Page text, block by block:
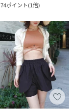
74ポイント(1倍)